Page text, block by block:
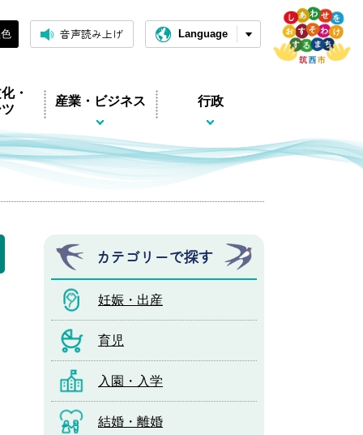
音声読み上げ Language
・
産業・ビジネス 行政
カテゴリーで探す
妊娠・出産
育児
入園・入学
結婚・離婚